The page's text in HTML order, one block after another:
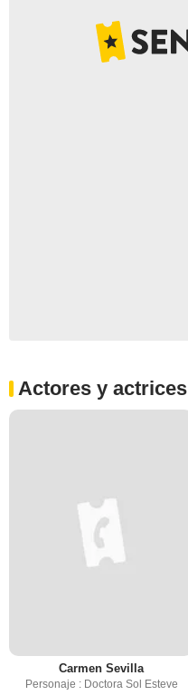
Actores y actrices
Carmen Sevilla
Personaje : Doctora Sol Esteve